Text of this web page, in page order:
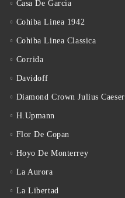
Casa De Garcia
Cohiba Linea 1942
Cohiba Linea Classica
Corrida
Davidoff
Diamond Crown Julius Caeser
H.Upmann
Flor De Copan
Hoyo De Monterrey
La Aurora
La Libertad